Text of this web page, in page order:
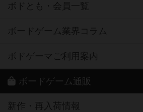
ボドとも・会員一覧
ボードゲーム業界コラム
ボドゲーマご利用案内
ボードゲーム通販
新作・再入荷情報